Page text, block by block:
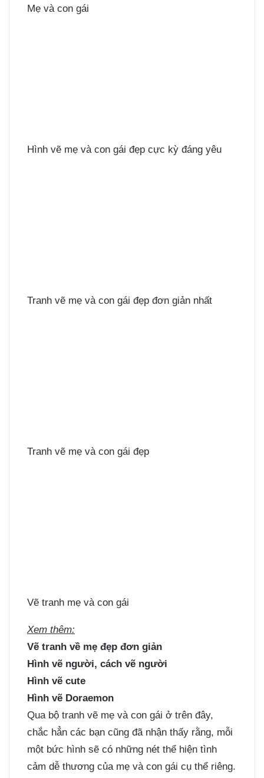
Mẹ và con gái
Hình vẽ mẹ và con gái đẹp cực kỳ đáng yêu
Tranh vẽ mẹ và con gái đẹp đơn giản nhất
Tranh vẽ mẹ và con gái đẹp
Vẽ tranh mẹ và con gái
Xem thêm:
Vẽ tranh về mẹ đẹp đơn giản
Hình vẽ người, cách vẽ người
Hình vẽ cute
Hình vẽ Doraemon
Qua bộ tranh vẽ mẹ và con gái ở trên đây,
chắc hẳn các bạn cũng đã nhận thấy rằng, mỗi
một bức hình sẽ có những nét thể hiện tình
cảm dễ thương của mẹ và con gái cụ thể riêng.